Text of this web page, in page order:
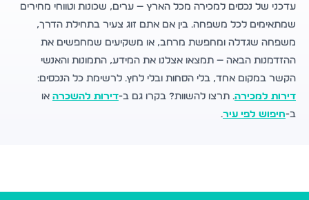
עדכני של נכסים למכירה מכל הארץ — ערים, שכונות וטווחי מחירים
שמתאימים לכל משפחה. בין אם אתם זוג צעיר בתחילת הדרך,
משפחה שגדלה ומחפשת מרחב, או משקיעים שמחפשים את
ההזדמנות הבאה — תמצאו אצלנו את המידע, התמונות והאנשי
הקשר במקום אחד, בלי הסחות ובלי לחץ. לרשימת כל הנכסים:
דירות למכירה. תרצו להשוות? בקרו גם ב-דירות להשכרה או
ב-חיפוש לפי עיר.